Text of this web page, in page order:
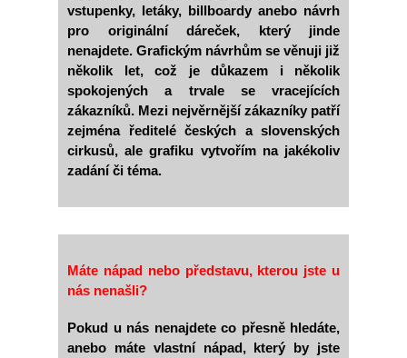
vstupenky, letáky, billboardy anebo návrh
pro originální dáreček, který jinde
nenajdete. Grafickým návrhům se věnuji již
několik let, což je důkazem i několik
spokojených a trvale se vracejících
zákazníků. Mezi nejvěrnější zákazníky patří
zejména ředitelé českých a slovenských
cirkusů, ale grafiku vytvořím na jakékoliv
zadání či téma.
Máte nápad nebo představu, kterou jste u
nás nenašli?
Pokud u nás nenajdete co přesně hledáte,
anebo máte vlastní nápad, který by jste